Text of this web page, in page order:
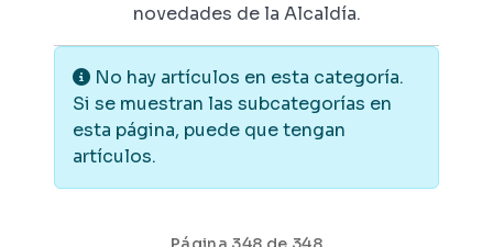
novedades de la Alcaldía.
Información
No hay artículos en esta categoría.
Si se muestran las subcategorías en
esta página, puede que tengan
artículos.